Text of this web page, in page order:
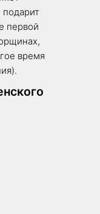
первой
время